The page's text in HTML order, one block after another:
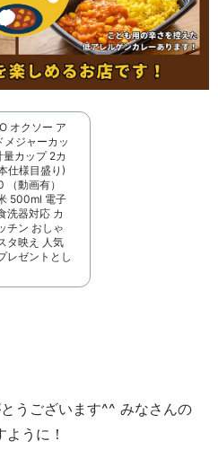
オクソー ア
メジャーカッ
量カップ 2カ
仕様目盛り)
（動画有）
500ml 電子
洗器対応 カ
チン おしゃ
タ映え 人気
レゼントとし
うございます^^ みなさんの
うに！